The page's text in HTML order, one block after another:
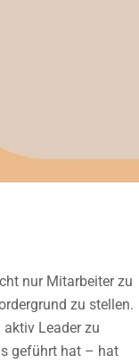
nur Mitarbeiter zu
zu stellen.
Leader zu
geführt hat – hat